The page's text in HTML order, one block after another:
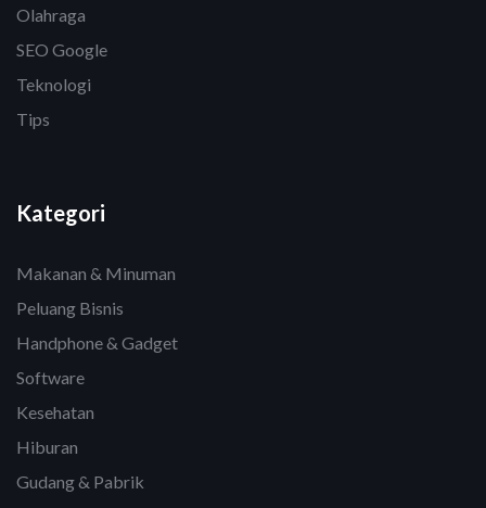
Olahraga
SEO Google
Teknologi
Tips
Kategori
Makanan & Minuman
Peluang Bisnis
Handphone & Gadget
Software
Kesehatan
Hiburan
Gudang & Pabrik